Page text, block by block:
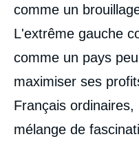
comme un
L'extrême gauche
comme un pays
maximiser ses
Français
mélange de